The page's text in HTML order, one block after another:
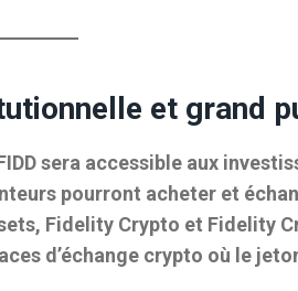
et grand
sera accessible aux
pourront acheter et
Fidelity Crypto et Fidelity
d’échange crypto où le